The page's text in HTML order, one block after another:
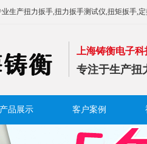
生产扭力扳手,扭力扳手测试仪,扭矩扳手,
上海铸衡电子
专注于生产扭
产品展示 客户案例